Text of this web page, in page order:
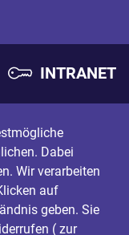
INTRANET
Dabei
Wir verarbeiten
auf
geben. Sie
( zur